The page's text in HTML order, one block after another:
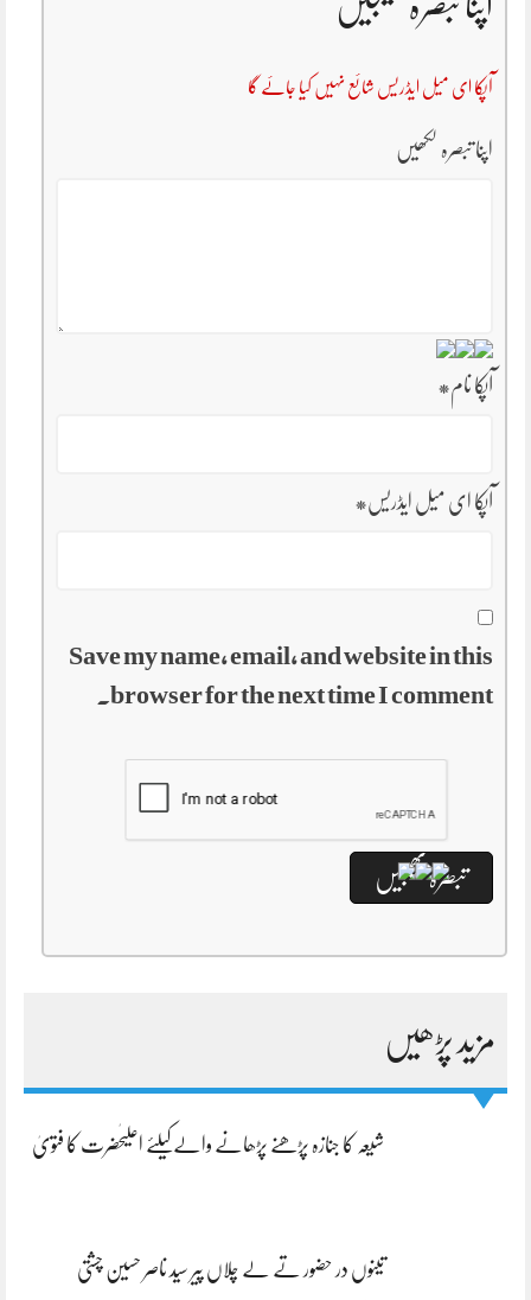
آپکا ای میل ایڈریس شائع نہیں کیا جائے گا
اپنا تبصرہ لکھیں
آپکا نام*
آپکا ای میل ایڈریس*
Save my name, email, and website in this
browser for the next time I comment.
مزید پڑھیں
شیعہ کا جنازہ پڑھنے پڑھانے والےکیلئے اعلیٰحضرت کا فتویٰ
تینوں در حضور تے لے چلاں پیر سید ناصر حسین چشتی